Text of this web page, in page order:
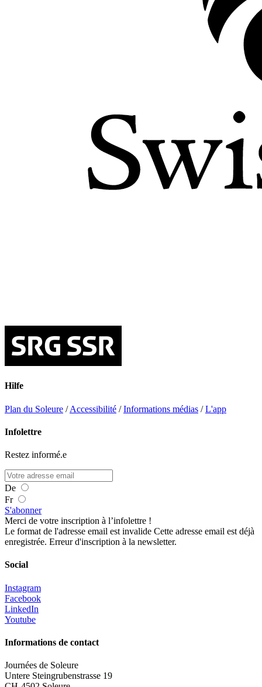
Hilfe
Plan du Soleure /Accessibilité /Informations médias /L'app
Infolettre
Restez informé.e
De
Fr
S'abonner
Merci de votre inscription à l’infolettre !
Le format de l'adresse email est invalide Cette adresse email est déjà
enregistrée. Erreur d'inscription à la newsletter.
Social
Instagram
Facebook
LinkedIn
Youtube
Informations de contact
Journées de Soleure
Untere Steingrubenstrasse 19